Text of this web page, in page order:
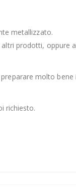
metallizzato.
prodotti, oppure
molto
richiesto.